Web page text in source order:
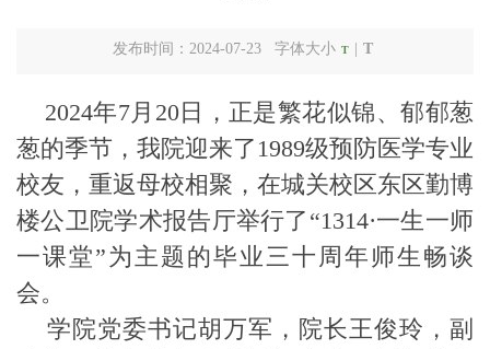
发布时间：2024-07-23 字体大小 T T
2024年7月20日，正是繁花似锦、郁郁葱
葱的季节，我院迎来了1989级预防医学专业
校友，重返母校相聚，在城关校区东区勤博
楼公卫院学术报告厅举行了 “1314·一生一师
一课堂”为主题的毕业三十周年师生畅谈
会。
学院党委书记胡万军，院长王俊玲，副